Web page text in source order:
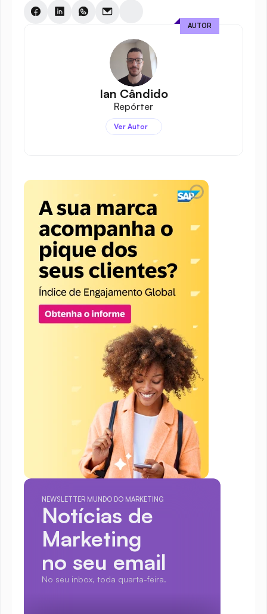
Ian Cândido
Repórter
Ver Autor
AUTOR
NEWSLETTER MUNDO DO MARKETING
Notícias de
Marketing
no seu email
No seu inbox, toda quarta-feira.